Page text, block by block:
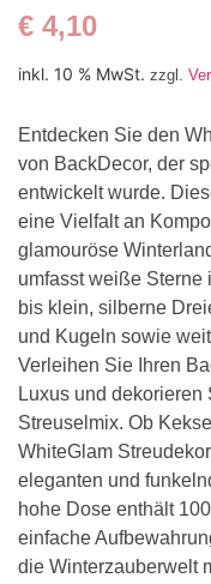
€ 4,10
inkl. 10 % MwSt. zzgl.
Entdecken Sie den
von BackDecor, der
entwickelt wurde.
eine Vielfalt an
glamouröse
umfasst weiße Sterne
bis klein, silberne
und Kugeln sowie
Verleihen Sie Ihren
Luxus und
Streuselmix. Ob
WhiteGlam
eleganten und
hohe Dose enthält
einfache
die Winterzauberwelt